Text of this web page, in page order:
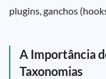
plugins, ganchos
A Importância
Taxonomias